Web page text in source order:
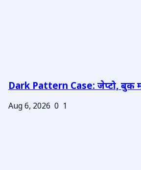
Dark Pattern Case: जेप्टो, बुक
Aug 6, 2026 0 1